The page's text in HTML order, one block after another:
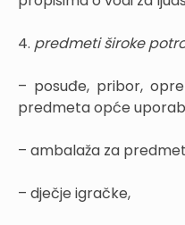
4. predmeti široke
– posuđe, pribor,
predmeta opće
– ambalaža za
– dječje igračke,